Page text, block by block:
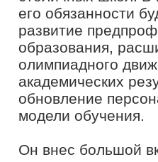
президентской
страна возможностей»
пройти перезагрузку,
идеи, познакомиться и
потрясающими людьми.
профессионалами со
Самое главное мы
общаться, дружить,
совместные проекты –
сообщество флагманов
образования»
, – отметил
Северинец .